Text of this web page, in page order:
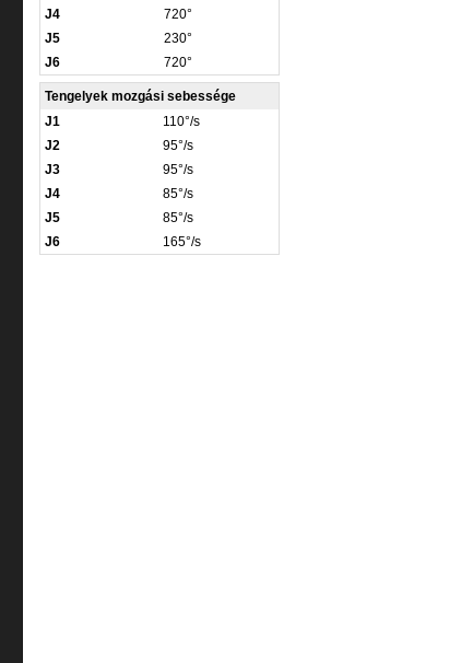
J4
720°
J5
230°
J6
720°
Tengelyek mozgási sebessége
J1
110°/s
J2
95°/s
J3
95°/s
J4
85°/s
J5
85°/s
J6
165°/s